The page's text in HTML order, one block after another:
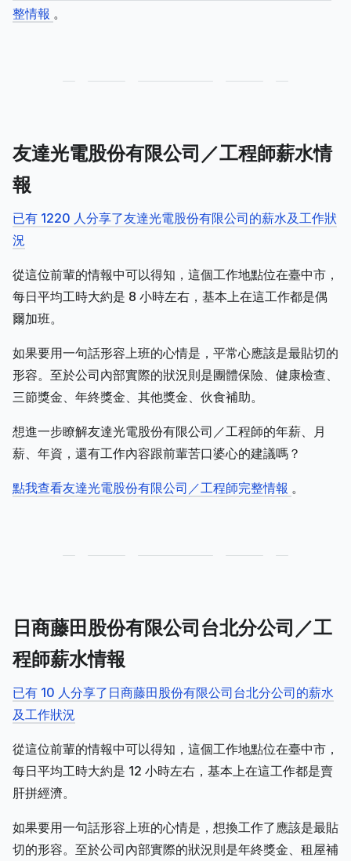
整情報 。
友達光電股份有限公司／工程師薪水情
報
已有 1220 人分享了友達光電股份有限公司的薪水及工作狀
況
從這位前輩的情報中可以得知，這個工作地點位在臺中市，
每日平均工時大約是 8 小時左右，基本上在這工作都是偶
爾加班。
如果要用一句話形容上班的心情是，平常心應該是最貼切的
形容。至於公司內部實際的狀況則是團體保險、健康檢查、
三節獎金、年終獎金、其他獎金、伙食補助。
想進一步瞭解友達光電股份有限公司／工程師的年薪、月
薪、年資，還有工作內容跟前輩苦口婆心的建議嗎？
點我查看友達光電股份有限公司／工程師完整情報 。
日商藤田股份有限公司台北分公司／工
程師薪水情報
已有 10 人分享了日商藤田股份有限公司台北分公司的薪水
及工作狀況
從這位前輩的情報中可以得知，這個工作地點位在臺中市，
每日平均工時大約是 12 小時左右，基本上在這工作都是賣
肝拼經濟。
如果要用一句話形容上班的心情是，想換工作了應該是最貼
切的形容。至於公司內部實際的狀況則是年終獎金、租屋補